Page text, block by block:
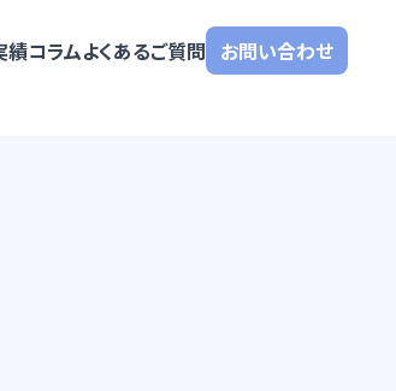
績コラムよくあるご質問 お問い合わせ